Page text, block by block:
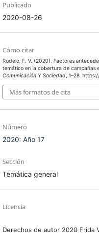
Publicado
2020-08-26
Cómo citar
Rodelo, F. V. (2020). Factores
temático en la cobertura de campañas
Comunicación Y Sociedad, 1–28.
Más formatos de cita
Número
2020: Año 17
Sección
Temática general
Licencia
Derechos de autor 2020 Frida